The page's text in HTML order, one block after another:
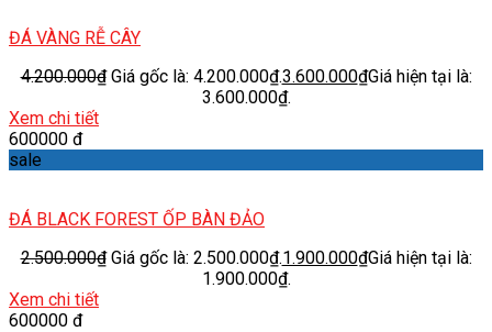
ĐÁ VÀNG RỄ CÂY
4.200.000₫ Giá gốc là: 4.200.000₫.3.600.000₫Giá hiện tại là:
3.600.000₫.
Xem chi tiết
600000 đ
sale
ĐÁ BLACK FOREST ỐP BÀN ĐẢO
2.500.000₫ Giá gốc là: 2.500.000₫.1.900.000₫Giá hiện tại là:
1.900.000₫.
Xem chi tiết
600000 đ